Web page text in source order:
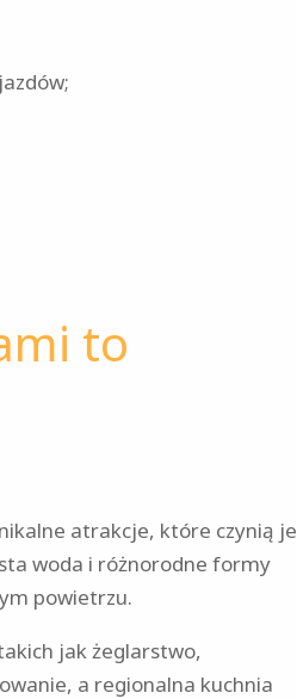
to
atrakcje, które czynią je
woda i różnorodne formy
powietrzu.
jak żeglarstwo,
a regionalna kuchnia